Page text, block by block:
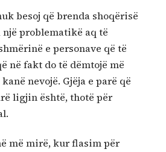
besoj që brenda shoqërisë
problematikë aq të
e personave që të
në fakt do të dëmtojë më
nevojë. Gjëja e parë që
ligjin është, thotë për
më mirë, kur flasim për